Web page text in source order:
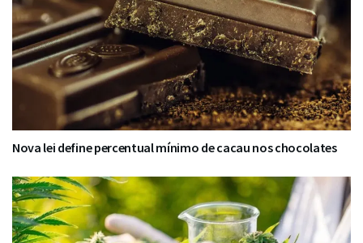
Nova lei define percentual mínimo de cacau nos chocolates